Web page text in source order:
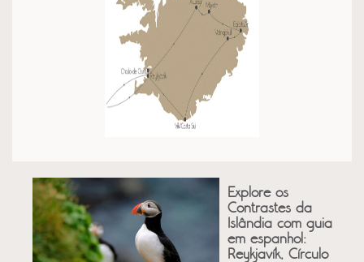
Explore os
Contrastes da
Islândia com guia
em espanhol:
Reykjavík, Círculo